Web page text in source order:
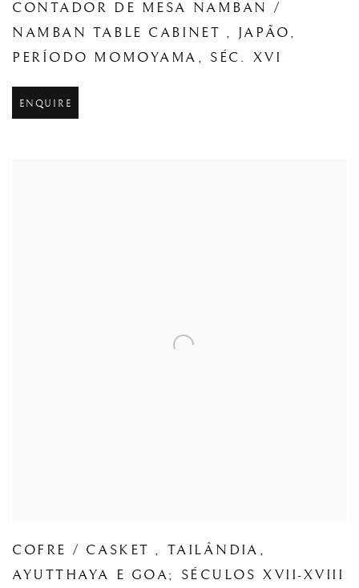
CONTADOR DE MESA NAMBAN /
NAMBAN TABLE CABINET , JAPÃO ,
PERÍODO MOMOYAMA , SÉC. XVI
ENQUIRE
COFRE / CASKET , TAILÂNDIA ,
AYUTTHAYA E GOA; SÉCULOS XVII-XVIII